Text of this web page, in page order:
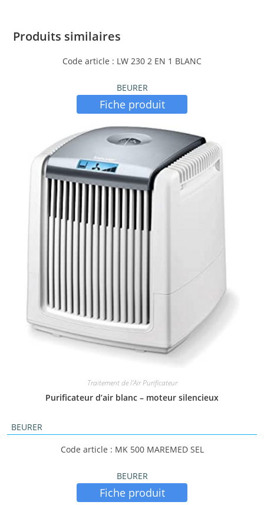
Produits similaires
Code article : LW 230 2 EN 1 BLANC
BEURER
Fiche produit
Traitement de l'Air Purificateur
Purificateur d’air blanc – moteur silencieux
BEURER
Code article : MK 500 MAREMED SEL
BEURER
Fiche produit